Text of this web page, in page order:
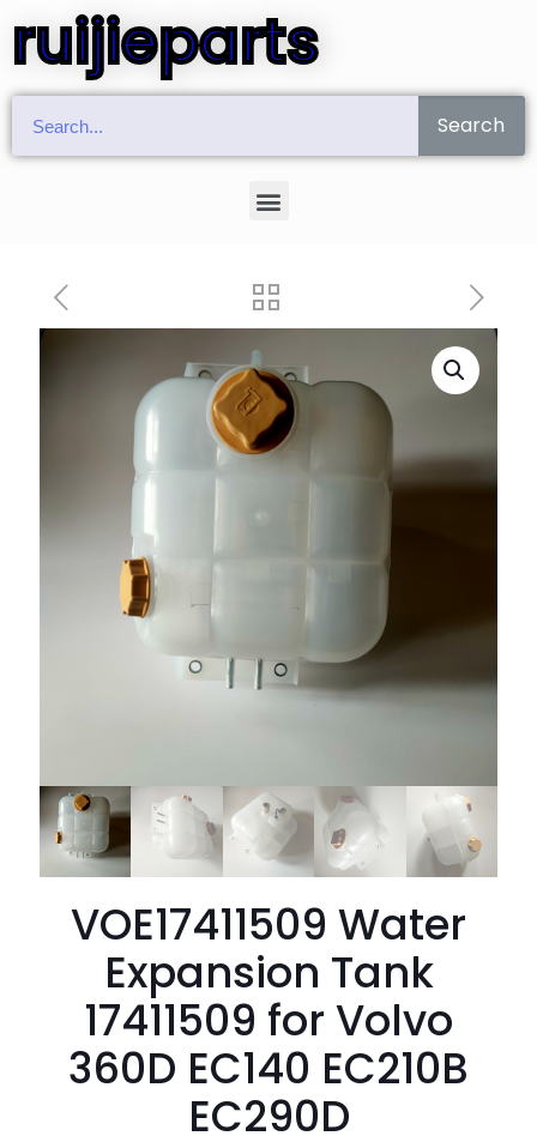
ruijieparts
Search
VOE17411509 Water
Expansion Tank
17411509 for Volvo
360D EC140 EC210B
EC290D